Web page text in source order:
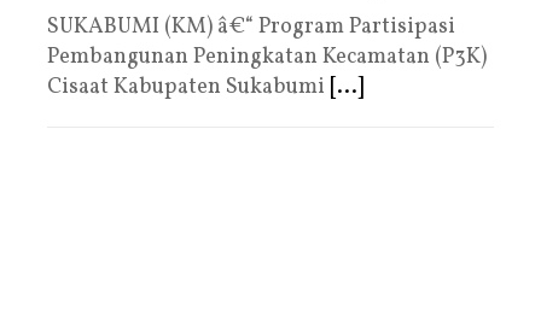
SUKABUMI (KM) â€“ Program Partisipasi
Pembangunan Peningkatan Kecamatan (P3K)
Cisaat Kabupaten Sukabumi [...]